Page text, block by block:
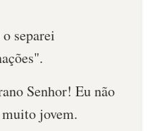
separei
Senhor! Eu não
jovem.